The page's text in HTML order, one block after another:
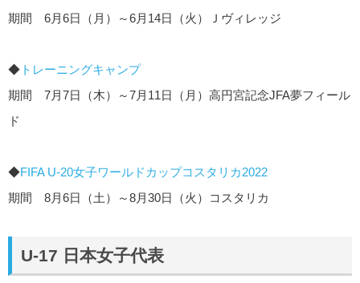
期間 6月6日（月）～6月14日（火）Ｊヴィレッジ
◆ トレーニングキャンプ
期間 7月7日（木）～7月11日（月）高円宮記念JFA夢フィール
ド
◆FIFA U-20女子ワールドカップコスタリカ2022
期間 8月6日（土）～8月30日（火）コスタリカ
U-17 日本女子代表